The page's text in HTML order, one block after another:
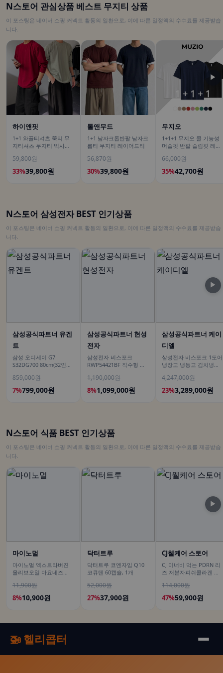
N스토어 관심상품 베스트 무지티 상품
이 포스팅은 네이버 쇼핑 커넥트 활동의 일환으로, 이에 따른 일정액의 수수료를 제공받습
니다.
하이앤핏
1+1 와플티셔츠 쭉티 무
지티셔츠 무지티 빅사이
59,800원
33%39,800원
톨앤무드
1+1 남자크롭반팔 남자크
롭티 무지티 레이어드티
56,870원
30%39,800원
무지오
1+1+1 무지오 쿨 기능성
머슬핏 반팔 슬림핏 레이
셔츠
66,000원
35%42,700원
▶
N스토어 삼성전자 BEST 인기상품
이 포스팅은 네이버 쇼핑 커넥트 활동의 일환으로, 이에 따른 일정액의 수수료를 제공받습
니다.
삼성공식파트너 유겐
트
삼성 오디세이 G7
S32DG700 80cm(32인치)
859,000원
7%799,000원
삼성공식파트너 현성
전자
삼성전자 비스포크
RWP54421BF 직수형 냉
언더싱크 화이트
1,190,000원
8%1,099,000원
삼성공식파트너 케이
디엘
삼성전자 비스포크 1도어
냉장고 냉동고 김치냉장
1등급 AI절약
4,247,000원
23%3,289,000원
▶
N스토어 식품 BEST 인기상품
이 포스팅은 네이버 쇼핑 커넥트 활동의 일환으로, 이에 따른 일정액의 수수료를 제공받습
니다.
마이노멀
마이노멀 엑스트라버진
올리브오일 마요네즈
11,900원
8%10,900원
닥터트루
닥터트루 코엔자임 Q10
코큐텐 60캡슐, 1개
52,000원
27%37,900원
CJ웰케어 스토어
CJ 이너비 먹는 PDRN 리
즈 저분자피쉬콜라겐 히
14포, 3개
114,000원
47%59,900원
▶
🚁 헬리콥터